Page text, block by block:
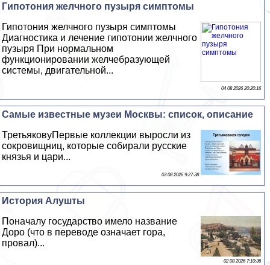
Гипотония желчного пузыря симптомы
Гипотония желчного пузыря симптомы
Диагностика и лечение гипотонии желчного
пузыря При нормальном
функционировании желчебразующей
системы, двигательной...
04 08 2026 20:20:16
Самые известные музеи Москвы: список, описание
ТретьяковуПервые коллекции выросли из
сокровищниц, которые собирали русские
князья и цари...
03 08 2026 9:27:38
История Алушты
Поначалу государство имело название
Доро (что в переводе означает гора,
провал)...
02 08 2026 7:10:36